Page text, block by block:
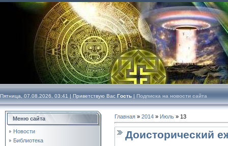
Пятница, 07.08.2026, 03:41 | Приветствую Вас Гость | Подписка на новости сайта
Меню сайта
Новости
Библиотека
Главная » 2014 » Июль » 13
Доисторический